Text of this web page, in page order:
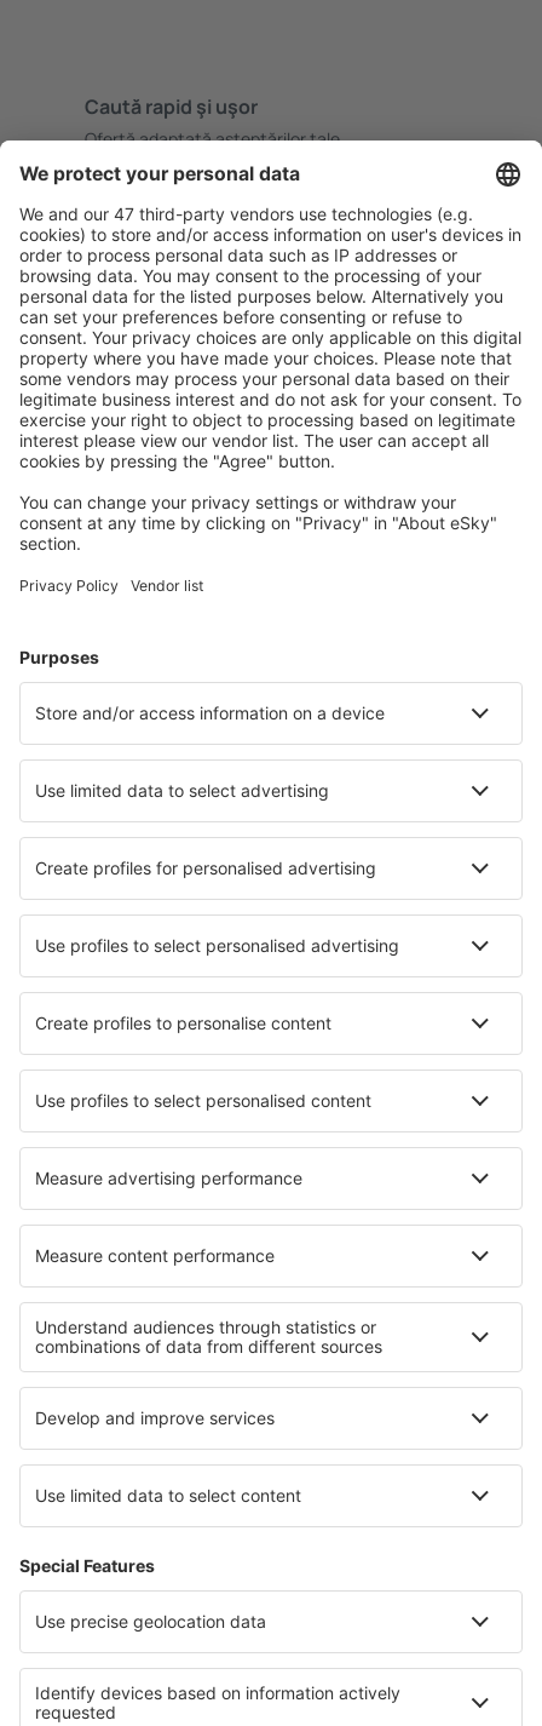
Caută rapid şi uşor
Ofertă adaptată aşteptărilor tale.
Planifică ȋn siguranţă
Rezervare fără griji cu opțiune gratuită de anulare.
Economiseşte mai mult
Prețuri atractive și oferte speciale pentru utilizatorii
conectați.
Cazarea preferată
Alege din peste 1,3 mil. de opţiuni: hoteluri, cabane,
Cele mai căutate cazări de către utilizatorii eSky
Cazare în Madrid
Cazare în Marbella Cazare în Barcelona
Cazare în Peniscola Cazare în Rota
Cazare în Roquetas de Mar Cazare în Alora
Cele mai bune locuri de cazare - orașe
Cazare în Evart Cazare în Magagnosc
Cazare în Unionville Cazare în Hinterweisspriach
Cazare în Ambeyrac Cazare în Sankt Magdalen
Cele mai bune locuri de cazare - regiuni
Cazare in Costa Blanca Cazare în Costa Vasca
Cazare in Fuerteventura Cazare in Castilia-La Mancha
Cazare in Costa Barcelona
Cazare în Boyaca Cazare în Panama